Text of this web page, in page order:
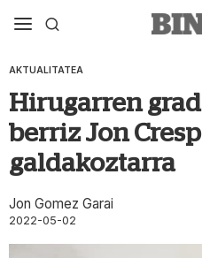
AKTUALITATEA
Hirugarren
berriz Jon
galdakoztarra
Jon Gomez Garai
2022-05-02